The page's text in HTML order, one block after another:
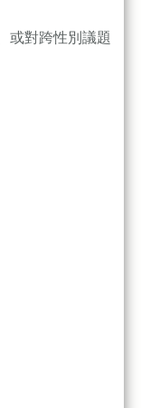
或對跨性別議題